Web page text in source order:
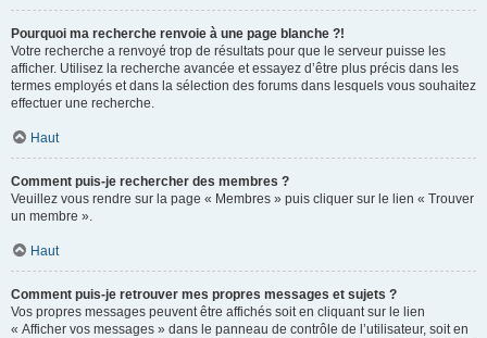
Pourquoi ma recherche renvoie à une page blanche ?!
Votre recherche a renvoyé trop de résultats pour que le serveur puisse les
afficher. Utilisez la recherche avancée et essayez d’être plus précis dans les
termes employés et dans la sélection des forums dans lesquels vous souhaitez
effectuer une recherche.
Haut
Comment puis-je rechercher des membres ?
Veuillez vous rendre sur la page « Membres » puis cliquer sur le lien « Trouver
un membre ».
Haut
Comment puis-je retrouver mes propres messages et sujets ?
Vos propres messages peuvent être affichés soit en cliquant sur le lien
« Afficher vos messages » dans le panneau de contrôle de l’utilisateur, soit en